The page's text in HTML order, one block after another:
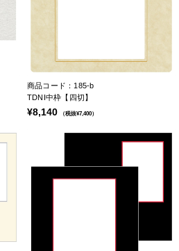
商品コード：185-b
TDNI中枠【四切】
¥8,140 （税抜¥7,400）